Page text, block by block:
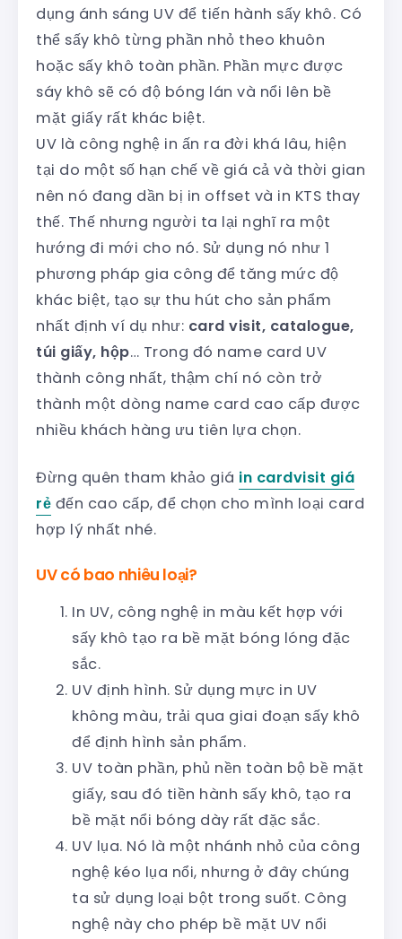
dụng ánh sáng UV để tiến hành sấy khô. Có
thể sấy khô từng phần nhỏ theo khuôn
hoặc sấy khô toàn phần. Phần mực được
sáy khô sẽ có độ bóng lán và nổi lên bề
mặt giấy rất khác biệt.
UV là công nghệ in ấn ra đời khá lâu, hiện
tại do một số hạn chế về giá cả và thời gian
nên nó đang dần bị in offset và in KTS thay
thế. Thế nhưng người ta lại nghĩ ra một
hướng đi mới cho nó. Sử dụng nó như 1
phương pháp gia công để tăng mức độ
khác biệt, tạo sự thu hút cho sản phẩm
nhất định ví dụ như: card visit, catalogue,
túi giấy, hộp… Trong đó name card UV
thành công nhất, thậm chí nó còn trở
thành một dòng name card cao cấp được
nhiều khách hàng ưu tiên lựa chọn.
Đừng quên tham khảo giá in cardvisit giá
rẻ đến cao cấp, để chọn cho mình loại card
hợp lý nhất nhé.
UV có bao nhiêu loại?
In UV, công nghệ in màu kết hợp với
sấy khô tạo ra bề mặt bóng lóng đặc
sắc.
UV định hình. Sử dụng mực in UV
không màu, trải qua giai đoạn sấy khô
để định hình sản phẩm.
UV toàn phần, phủ nền toàn bộ bề mặt
giấy, sau đó tiền hành sấy khô, tạo ra
bề mặt nổi bóng dày rất đặc sắc.
UV lụa. Nó là một nhánh nhỏ của công
nghệ kéo lụa nổi, nhưng ở đây chúng
ta sử dụng loại bột trong suốt. Công
nghệ này cho phép bề mặt UV nổi